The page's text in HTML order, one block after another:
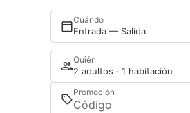
Cuándo
Entrada — Salida
Quién
2 adultos · 1 habitación
Promoción